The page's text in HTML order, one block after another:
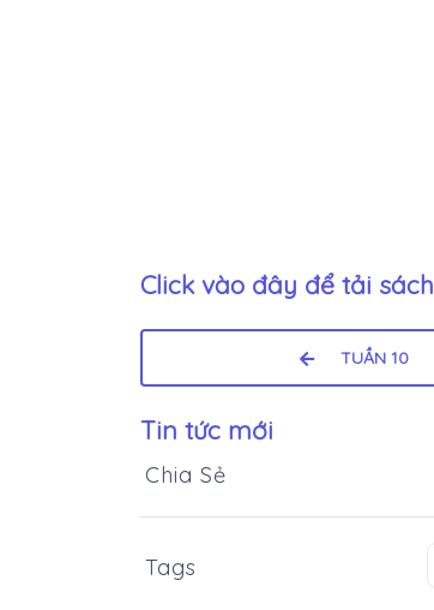
Click vào đây để tải sách
TUẦN 10
Tin tức mới
Chia Sẻ
Tags